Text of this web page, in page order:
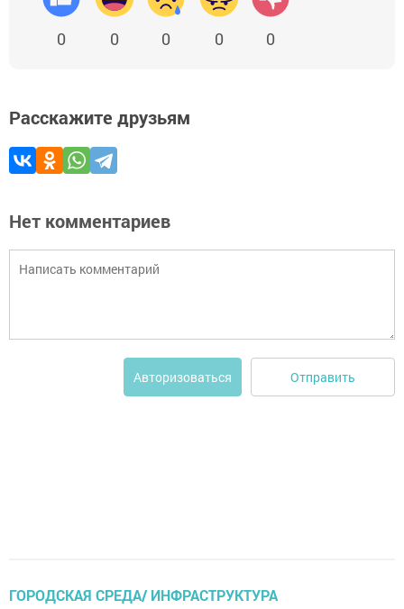
0 0 0 0 0
Расскажите друзьям
Нет комментариев
Авторизоваться Отправить
ГОРОДСКАЯ СРЕДА/ ИНФРАСТРУКТУРА